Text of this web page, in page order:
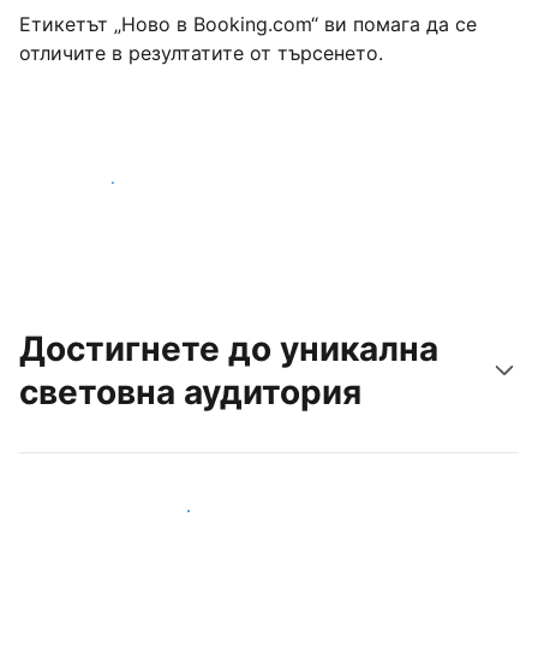
Етикетът „Ново в Booking.com“ ви помага да се
отличите в резултатите от търсенето.
Започнете днес
Достигнете до уникална
световна аудитория
Достигнете до нови гости днес